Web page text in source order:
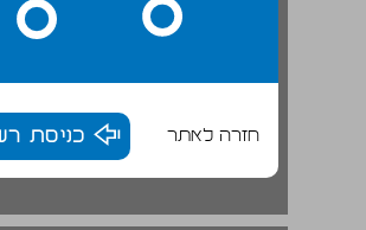
חזרה לאתר כניסת